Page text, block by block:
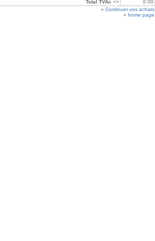
Total TVAc =>
0.00
» Continuer vos achats
» home page